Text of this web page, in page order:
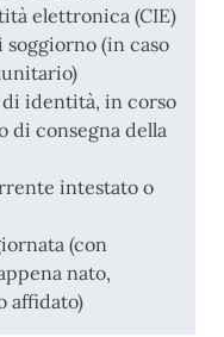
elettronica (CIE)
(in caso
identità, in corso
di consegna della
intestato o
(con
nato,
affidato)